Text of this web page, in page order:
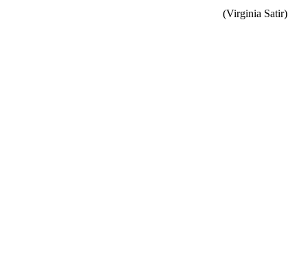
(Virginia Satir)